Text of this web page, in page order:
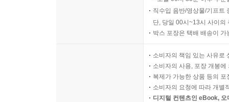
직수입 음반/영상물/기프트
단, 당일 00시~13시 사이의
박스 포장은 택배 배송이
소비자의 책임 있는 사유로
소비자의 사용, 포장 개봉
복제가 가능한 상품 등의
소비자의 요청에 따라 개별
디지털 컨텐츠인 eBook,